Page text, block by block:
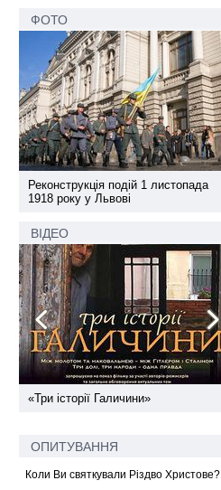
ФОТО
Реконструкція подій 1 листопада
1918 року у Львові
ВІДЕО
«Три історії Галичини»
ОПИТУВАННЯ
Коли Ви святкували Різдво Христове?